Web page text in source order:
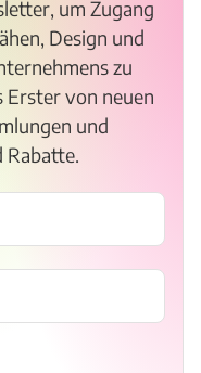
um Zugang
Design und
zu
Erster von neuen
und